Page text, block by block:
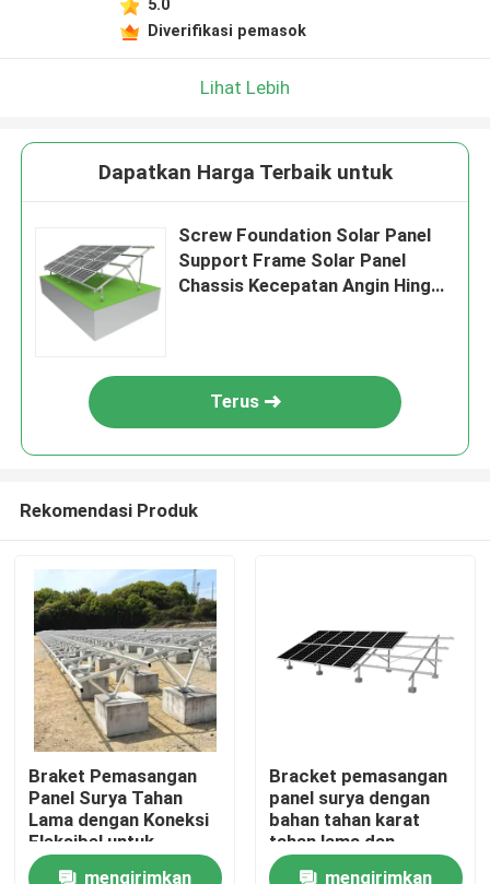
Rumah
Produk
Video
5.0
Diverifikasi pemasok
Lihat Lebih
Dapatkan Harga Terbaik untuk
Screw Foundation Solar Panel
Support Frame Solar Panel
Chassis Kecepatan Angin Hingga
Terus
Rekomendasi Produk
Braket Pemasangan
Panel Surya Tahan
Lama dengan Koneksi
Fleksibel untuk
Instalasi Dasar Beton,
mengirimkan
Bracket pemasangan
panel surya dengan
bahan tahan karat
tahan lama dan
layanan kustomisasi
mengirimkan